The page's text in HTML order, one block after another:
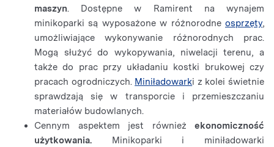
maszyn. Dostępne w Ramirent na wynajem
minikoparki są wyposażone w różnorodne osprzęty,
umożliwiające wykonywanie różnorodnych prac.
Mogą służyć do wykopywania, niwelacji terenu, a
także do prac przy układaniu kostki brukowej czy
pracach ogrodniczych. Miniładowarki z kolei świetnie
sprawdzają się w transporcie i przemieszczaniu
materiałów budowlanych.
Cennym aspektem jest również ekonomiczność
użytkowania. Minikoparki i miniładowarki